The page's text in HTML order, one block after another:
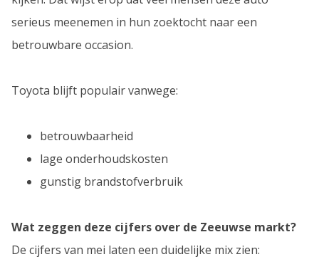
serieus meenemen in hun zoektocht naar een
betrouwbare occasion.
Toyota blijft populair vanwege:
betrouwbaarheid
lage onderhoudskosten
gunstig brandstofverbruik
Wat zeggen deze cijfers over de Zeeuwse markt?
De cijfers van mei laten een duidelijke mix zien: